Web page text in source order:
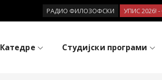
РАДИО ФИЛОЗОФСКИ УПИС 2026!
Катедре Студијски програми